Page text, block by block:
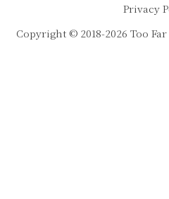
Privacy
Copyright © 2018-2026 Too